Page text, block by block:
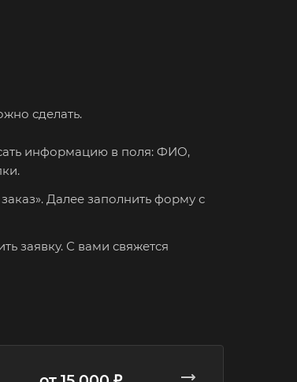
сделать.
информацию в поля: ФИО,
Далее заполнить форму с
заявку. С вами свяжется